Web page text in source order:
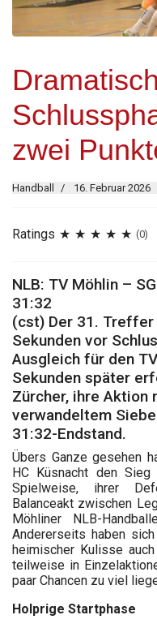
zwei
Handball 16. Februar 2026
Ratings (0)
NLB: TV Möhlin –
31:32
(cst) Der 31. Treffer
Sekunden vor
Ausgleich für den
Sekunden später
Zürcher, ihre Aktion
verwandeltem
31:32-Endstand.
Übers Ganze gesehen
HC Küsnacht den
Spielweise, ihrer
Balanceakt zwischen
Möhliner NLB-
Andererseits haben
heimischer Kulisse
teilweise in
paar Chancen zu viel
Holprige Startphase